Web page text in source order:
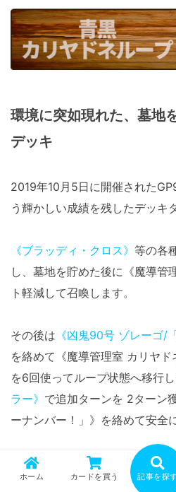
環境に突如現れた、墓地
デッキ
2019年10月5日に開催された
う輝かしい成績を残したデッキ
《ブラッディ・クロス》 等の各
し、墓地を貯めた後に《魔導管
ト軽減して召喚します。
その後は 《凶鬼90号 ゾレーゴ/
を絡めて《魔導管理室 カリヤ
を6回使ってループ状態へ移行し
ラー》 で追加ターンを 2ターン
ーナンバー！」》を絡めて安全
デッキの構造上非常に安定感が
合は一方的に自分の動きを押
ホーム カードを買う 記事を探